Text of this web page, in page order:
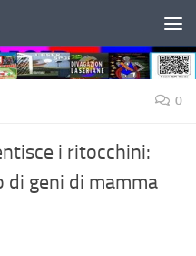
0
i ritocchini:
di geni di mamma